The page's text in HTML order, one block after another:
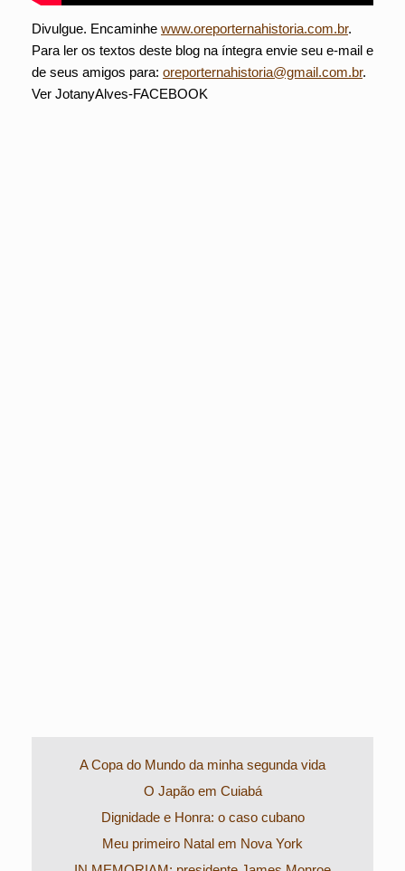
Divulgue. Encaminhe www.oreporternahistoria.com.br.
Para ler os textos deste blog na íntegra envie seu e-mail e
de seus amigos para: oreporternahistoria@gmail.com.br.
Ver JotanyAlves-FACEBOOK
A Copa do Mundo da minha segunda vida
O Japão em Cuiabá
Dignidade e Honra: o caso cubano
Meu primeiro Natal em Nova York